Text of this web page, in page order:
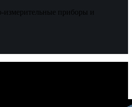
измерительные приборы и